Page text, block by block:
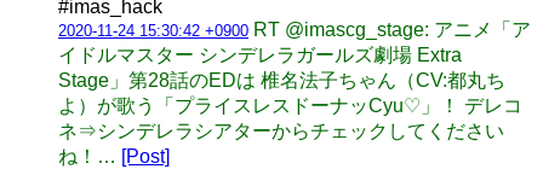
#imas_hack
2020-11-24 15:30:42 +0900 RT @imascg_stage: アニメ「ア
イドルマスター シンデレラガールズ劇場 Extra
Stage」第28話のEDは 椎名法子ちゃん（CV:都丸ち
よ）が歌う「プライスレスドーナッCyu♡」！ デレコ
ネ⇒シンデレラシアターからチェックしてください
ね！… [Post]